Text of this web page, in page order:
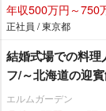
年収500万円～750
正社員 / 東京都
結婚式場での料理
フ/～北海道の迎
エルムガーデン